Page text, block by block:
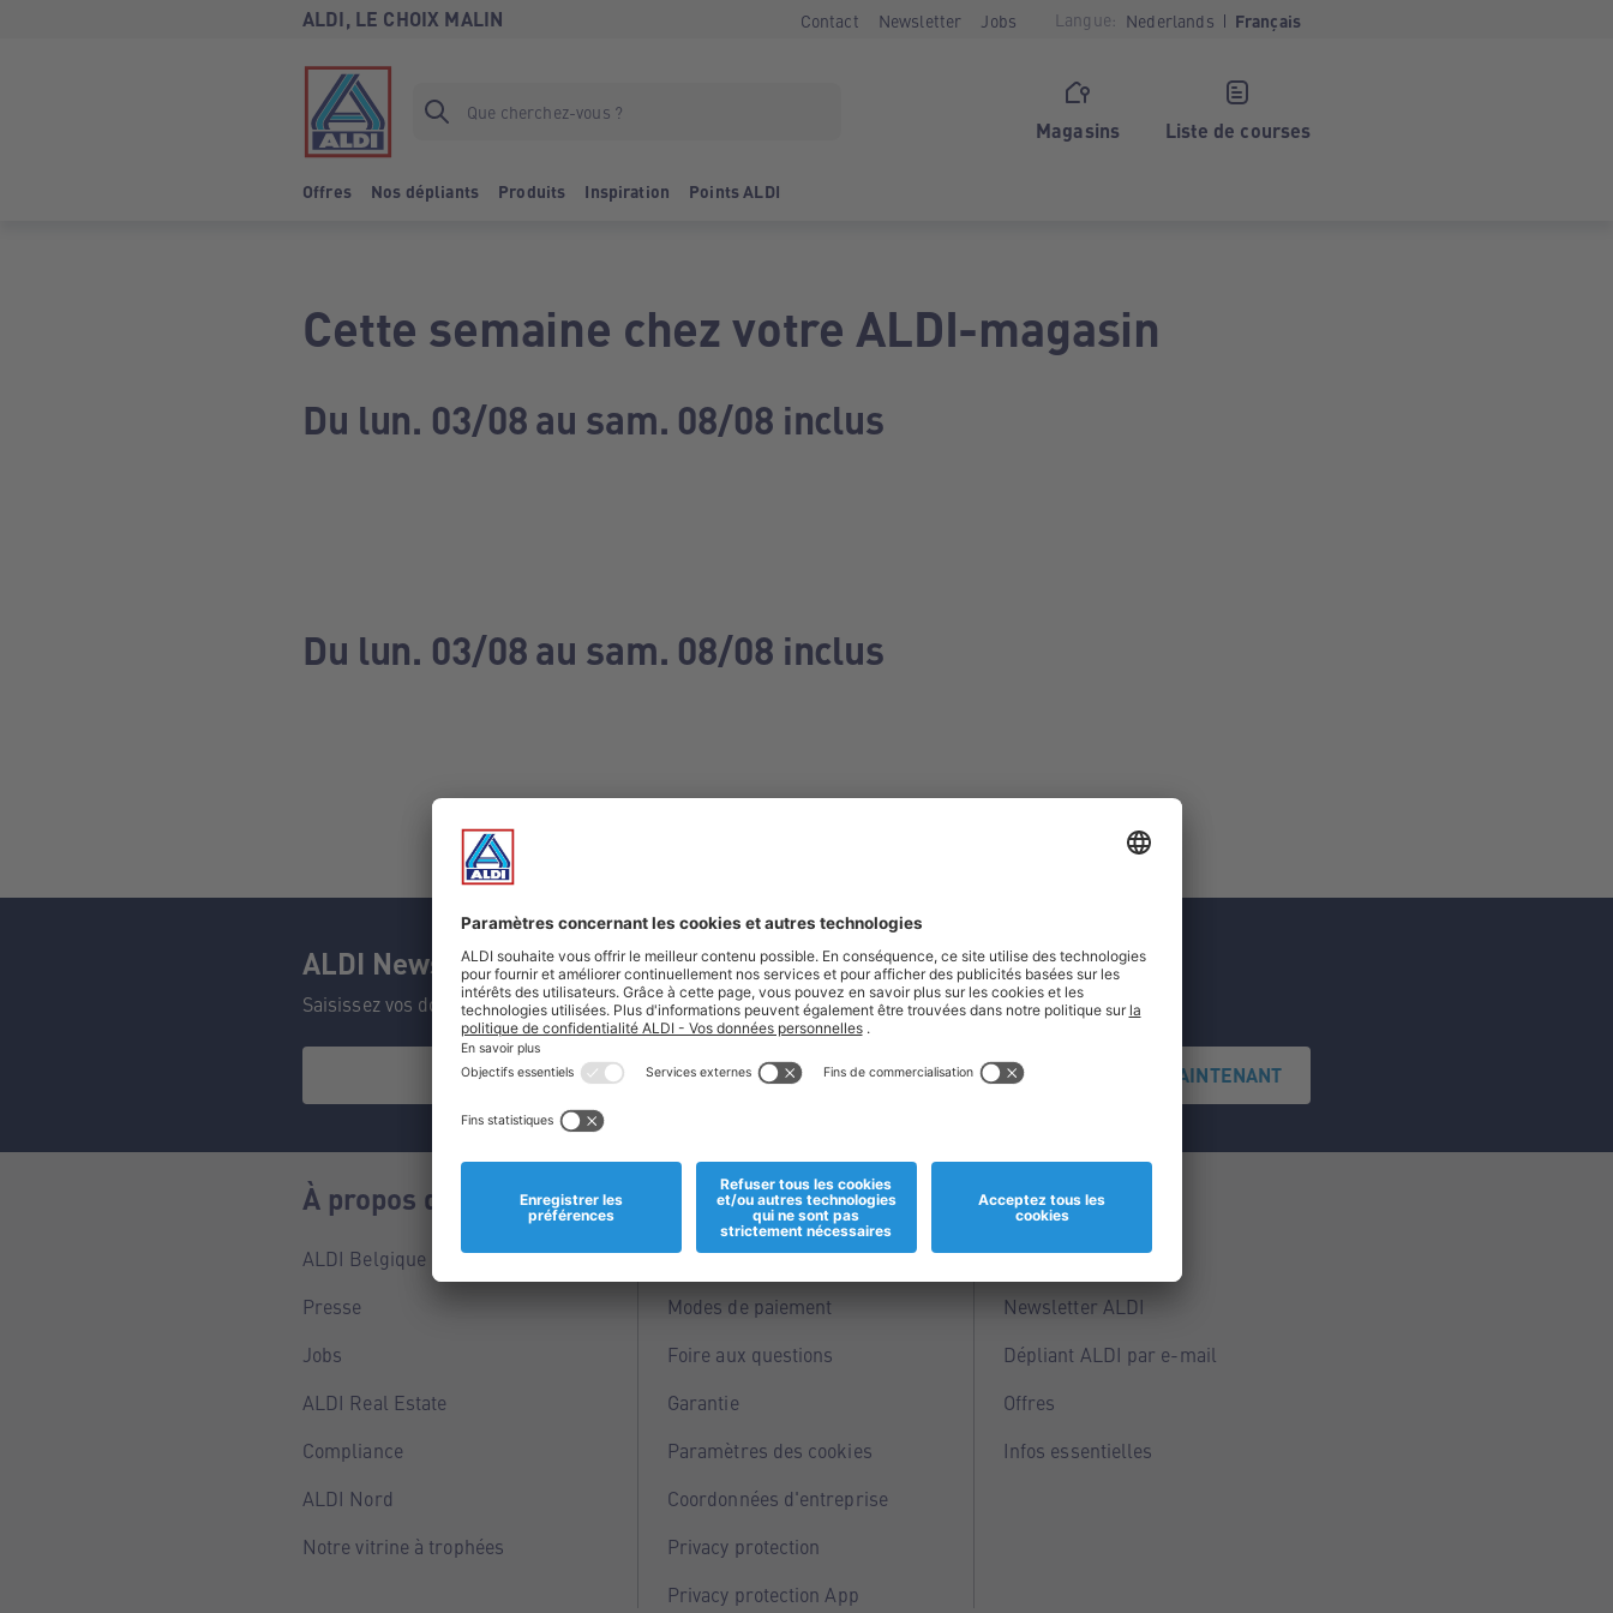
ALDI, LE CHOIX MALIN Contact Newsletter Jobs Langue: Nederlands Français
Magasins Liste de courses
Offres Nos dépliants Produits Inspiration Points ALDI
Cette semaine chez votre ALDI-magasin
Du lun. 03/08 au sam. 08/08 inclus
Du lun. 03/08 au sam. 08/08 inclus
ALDI Newsletter
Saisissez vos données et ne manquez aucune de nos offres.
S'INSCRIRE MAINTENANT
À propos de nous
ALDI Belgique
Presse
Jobs
ALDI Real Estate
Compliance
ALDI Nord
Notre vitrine à trophées
Informations
Magasins
Modes de paiement
Foire aux questions
Garantie
Paramètres des cookies
Coordonnées d'entreprise
Privacy protection
Privacy protection App
Service
Points ALDI
Newsletter ALDI
Dépliant ALDI par e-mail
Offres
Infos essentielles